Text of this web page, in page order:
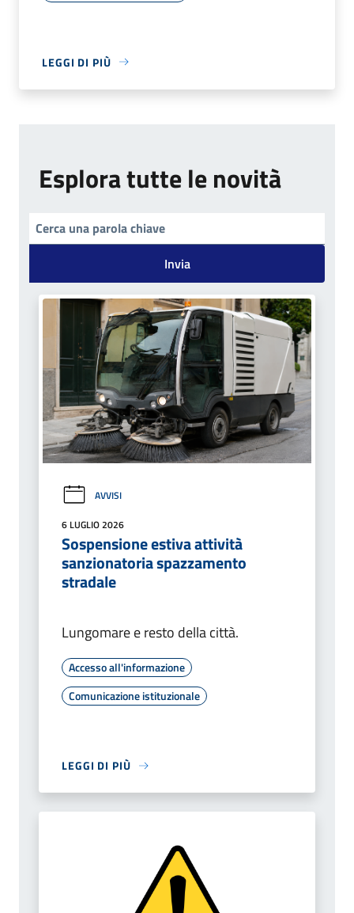
LEGGI DI PIÙ
Esplora tutte le novità
Invia
AVVISI
6 LUGLIO 2026
Sospensione estiva attività
sanzionatoria spazzamento
stradale
Lungomare e resto della città.
Accesso all'informazione
Comunicazione istituzionale
LEGGI DI PIÙ